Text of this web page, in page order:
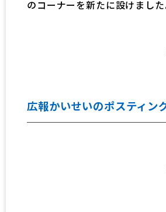
のコーナーを新たに設けました
する催しや会員の募集などの
とができます。ぜひ、ご活用
広報かいせいのポスティン